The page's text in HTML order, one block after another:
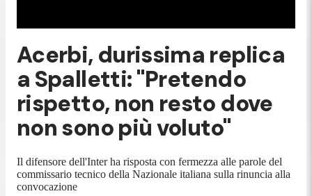
Acerbi, durissima replica
a Spalletti: "Pretendo
rispetto, non resto dove
non sono più voluto"
Il difensore dell'Inter ha risposta con fermezza alle parole del
commissario tecnico della Nazionale italiana sulla rinuncia alla
convocazione